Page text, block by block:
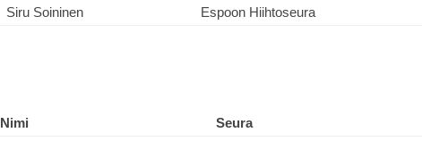
Siru Soininen Espoon Hiihtoseura
Nimi Seura